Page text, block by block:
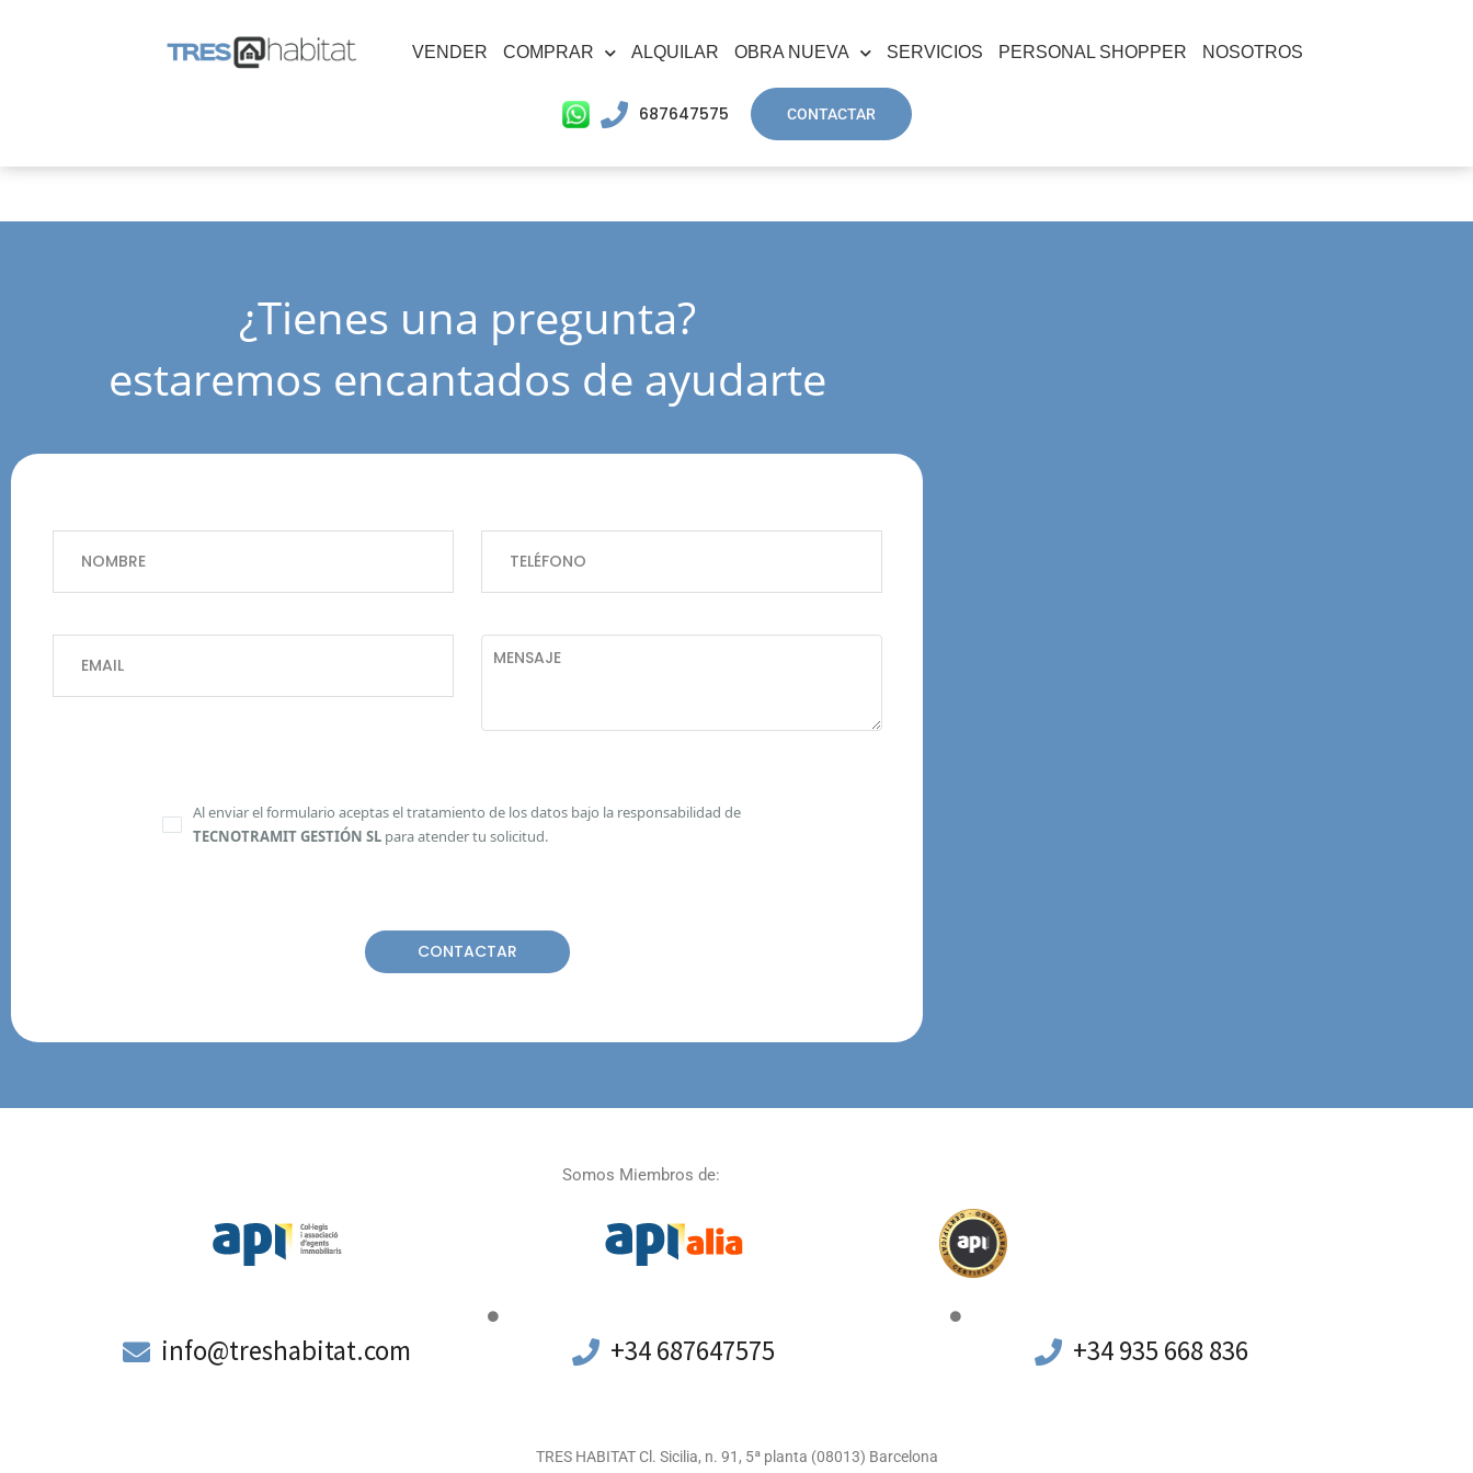
VENDER COMPRAR ALQUILAR OBRA NUEVA SERVICIOS PERSONAL SHOPPER NOSOTROS
687647575 CONTACTAR
¿tienes una pregunta?
estaremos encantados de ayudarte
Al enviar el formulario aceptas el tratamiento de los datos bajo la responsabilidad de
TECNOTRAMIT GESTIÓN SLpara atender tu solicitud.
Somos Miembros de:
info@treshabitat.com +34 687647575 +34 935 668 836
TRES HABITAT Cl. Sicilia, n. 91, 5ª planta (08013) Barcelona